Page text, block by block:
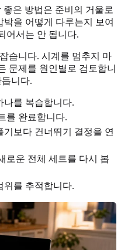
좋은 방법은 준비의 거울로
을 어떻게 다루는지 보여
어서는 안 됩니다.
습니다. 시계를 멈추지 마
문제를 원인별로 검토합니
니다.
나를 복습합니다.
를 완료합니다.
보다 건너뛰기 결정을 연
로운 전체 세트를 다시 봅
위를 추적합니다.